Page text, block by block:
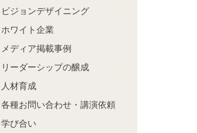
ビジョンデザイニング
ホワイト企業
メディア掲載事例
リーダーシップの醸成
人材育成
各種お問い合わせ・講演依頼
学び合い